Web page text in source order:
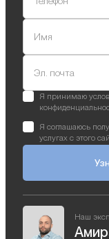
Имя
Эл. почта
Я принимаю
Я соглашаюсь
услугах с этого
Наш